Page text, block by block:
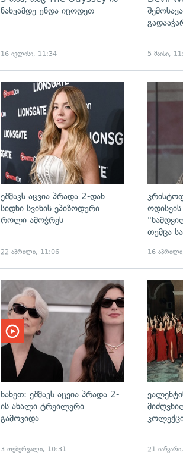
ნახვამდე უნდა იცოდეთ
16 ივლისი, 11:34 5 მაისი,
გადახედვა
ეშმაკს აცვია პრადა 2-დან
სიდნი სვინის ეპიზოდური
როლი ამოჭრეს
22 აპრილი, 11:06
თუმცა
16
ნახეთ: ეშმაკს აცვია პრადა 2-
ის ახალი ტრეილერი
გამოვიდა
3 თებერვალი, 10:31 21